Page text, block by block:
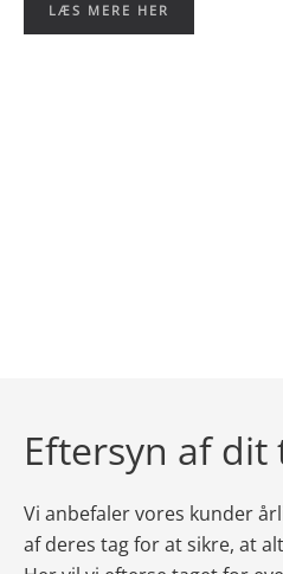
LÆS MERE HER
Eftersyn af dit
Vi anbefaler vores kunder
af deres tag for at sikre, at